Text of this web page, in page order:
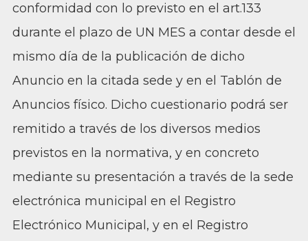
conformidad con lo previsto en el art.133
durante el plazo de UN MES a contar desde el
mismo día de la publicación de dicho
Anuncio en la citada sede y en el Tablón de
Anuncios físico. Dicho cuestionario podrá ser
remitido a través de los diversos medios
previstos en la normativa, y en concreto
mediante su presentación a través de la sede
electrónica municipal en el Registro
Electrónico Municipal, y en el Registro